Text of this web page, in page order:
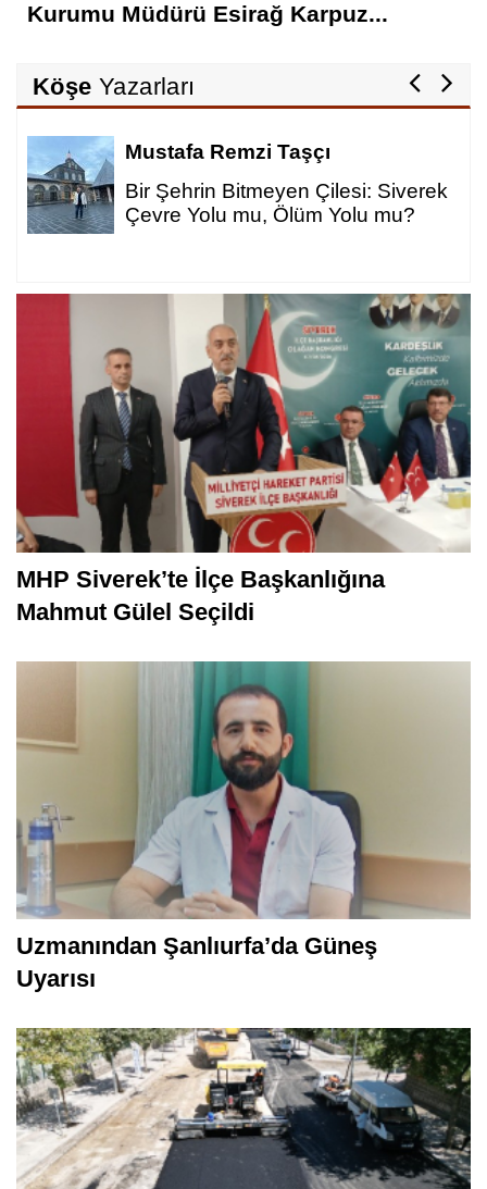
Kurumu Müdürü Esirağ Karpuz...
Köşe Yazarları
Mehmet Ali Kaya
AKÎL DÜŞÜNCELER 2
MHP Siverek’te İlçe Başkanlığına
Mahmut Gülel Seçildi
Uzmanından Şanlıurfa’da Güneş
Uyarısı